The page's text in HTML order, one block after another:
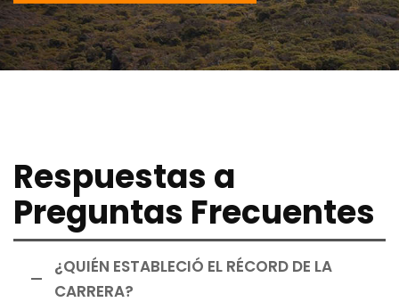
Respuestas a
Preguntas Frecuentes
¿QUIÉN ESTABLECIÓ EL RÉCORD DE LA
CARRERA?